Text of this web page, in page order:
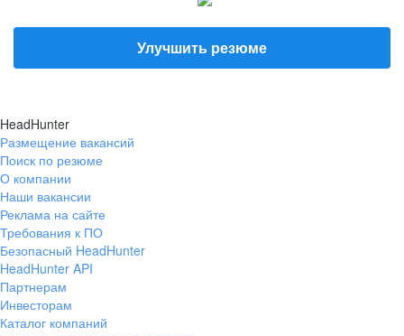
Улучшить резюме
HeadHunter
Размещение вакансий
Поиск по резюме
О компании
Наши вакансии
Реклама на сайте
Требования к ПО
Безопасный HeadHunter
HeadHunter API
Партнерам
Инвесторам
Каталог компаний